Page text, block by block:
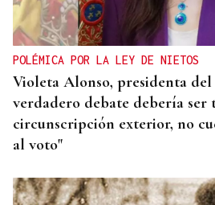
POLÉMICA POR LA LEY DE NIETOS
Violeta Alonso, presidenta del
verdadero debate debería ser
circunscripción exterior, no
al voto"